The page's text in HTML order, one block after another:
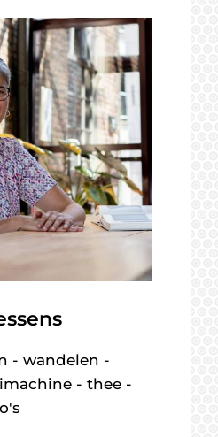
- wandelen -
- thee -